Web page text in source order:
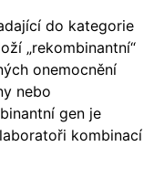
do kategorie
„rekombinantní“
onemocnění
nebo
gen je
kombinací